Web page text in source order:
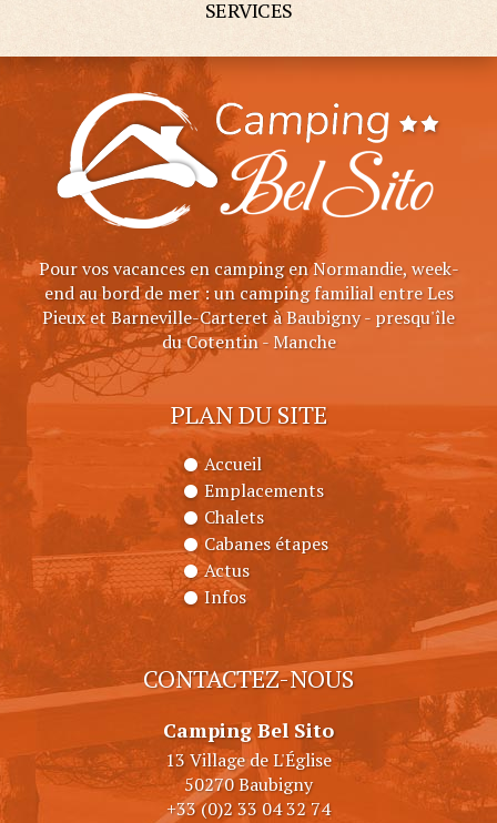
SERVICES
Pour vos vacances en camping en Normandie, week-
end au bord de mer : un camping familial entre Les
Pieux et Barneville-Carteret à Baubigny - presqu'île
du Cotentin - Manche
PLAN DU SITE
Accueil
Emplacements
Chalets
Cabanes étapes
Actus
Infos
CONTACTEZ-NOUS
Camping Bel Sito
13 Village de L'Église
50270 Baubigny
+33 (0)2 33 04 32 74